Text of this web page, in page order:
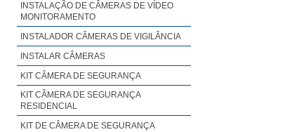
INSTALAÇÃO DE CÂMERAS DE VÍDEO
MONITORAMENTO
INSTALADOR CÂMERAS DE VIGILÂNCIA
INSTALAR CÂMERAS
KIT CÂMERA DE SEGURANÇA
KIT CÂMERA DE SEGURANÇA
RESIDENCIAL
KIT DE CÂMERA DE SEGURANÇA